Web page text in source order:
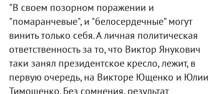
"В своем позорном поражении и
"помаранчевые", и "белосердечные" могут
винить только себя. А личная политическая
ответственность за то, что Виктор Янукович
таки занял президентское кресло, лежит, в
первую очередь, на Викторе Ющенко и Юлии
Тимошенко. Без сомнения, результат